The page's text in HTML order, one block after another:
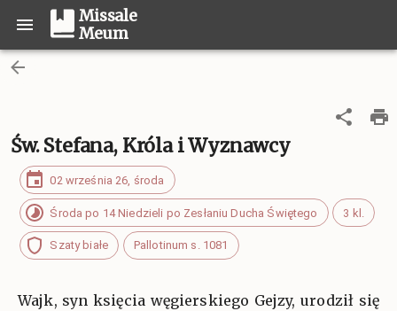
Missale
Meum
Św. Stefana, Króla i Wyznawcy
02 września 26, środa
Środa po 14 Niedzieli po Zesłaniu Ducha Świętego 3 kl.
Szaty białe Pallotinum s. 1081
Wajk, syn księcia węgierskiego Gejzy, urodził się